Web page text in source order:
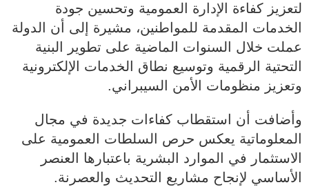
لتعزيز كفاءة الإدارة العمومية وتحسين جودة
الخدمات المقدمة للمواطنين، مشيرة إلى أن الدولة
عملت خلال السنوات الماضية على تطوير البنية
التحتية الرقمية وتوسيع نطاق الخدمات الإلكترونية
وتعزيز منظومات الأمن السيبراني.
وأضافت أن استقطاب كفاءات جديدة في مجال
المعلوماتية يعكس حرص السلطات العمومية على
الاستثمار في الموارد البشرية باعتبارها العنصر
الأساسي لإنجاح مشاريع التحديث والعصرنة.